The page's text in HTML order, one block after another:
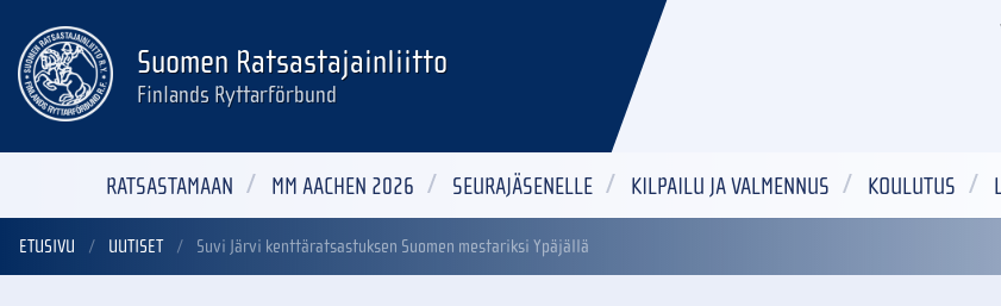
Suomen Ratsastajainliitto
Finlands Ryttarförbund
RATSASTAMAAN MM AACHEN 2026 SEURAJÄSENELLE KILPAILU JA VALMENNUS KOULUTUS
ETUSIVU UUTISET Suvi Järvi kenttäratsastuksen Suomen mestariksi Ypäjällä